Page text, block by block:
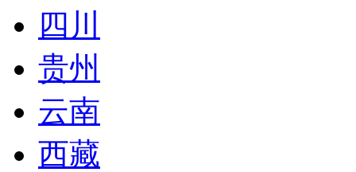
四川
贵州
云南
西藏